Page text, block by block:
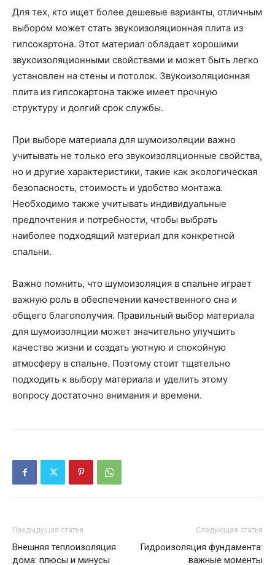
Для тех, кто ищет более дешевые варианты, отличным
выбором может стать звукоизоляционная плита из
гипсокартона. Этот материал обладает хорошими
звукоизоляционными свойствами и может быть легко
установлен на стены и потолок. Звукоизоляционная
плита из гипсокартона также имеет прочную
структуру и долгий срок службы.
При выборе материала для шумоизоляции важно
учитывать не только его звукоизоляционные свойства,
но и другие характеристики, такие как экологическая
безопасность, стоимость и удобство монтажа.
Необходимо также учитывать индивидуальные
предпочтения и потребности, чтобы выбрать
наиболее подходящий материал для конкретной
спальни.
Важно помнить, что шумоизоляция в спальне играет
важную роль в обеспечении качественного сна и
общего благополучия. Правильный выбор материала
для шумоизоляции может значительно улучшить
качество жизни и создать уютную и спокойную
атмосферу в спальне. Поэтому стоит тщательно
подходить к выбору материала и уделить этому
вопросу достаточно внимания и времени.
Предыдущая статья
Внешняя теплоизоляция
дома: плюсы и минусы
Следующая статья
Гидроизоляция фундамента:
важные моменты